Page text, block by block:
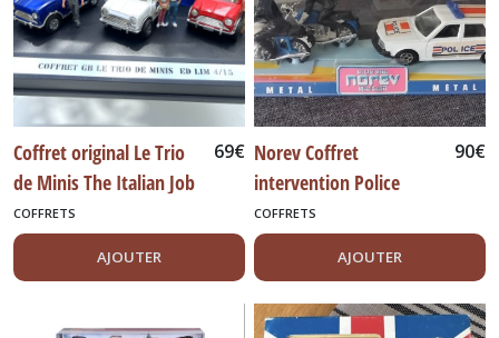
Coffret original Le Trio
de Minis The Italian Job
en édition limitée
69€
COFFRETS
AJOUTER
Norev Coffret
intervention Police
Renault 18 break avec
motards
90€
COFFRETS
AJOUTER